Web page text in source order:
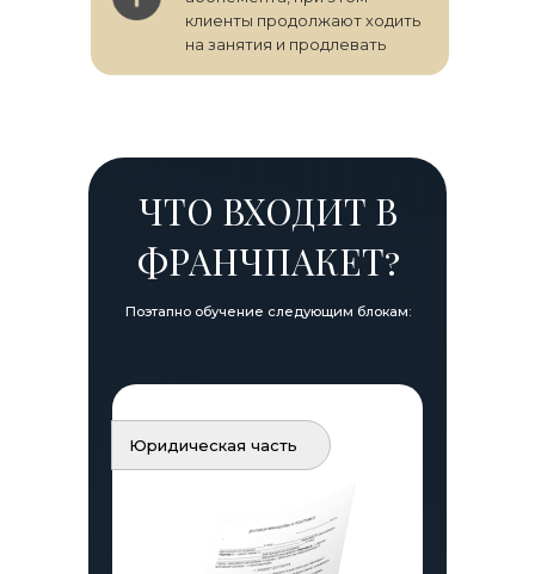
клиенты продолжают ходить
на занятия и продлевать
ЧТО ВХОДИТ В
ФРАНЧПАКЕТ?
Поэтапно обучение следующим блокам:
Юридическая часть